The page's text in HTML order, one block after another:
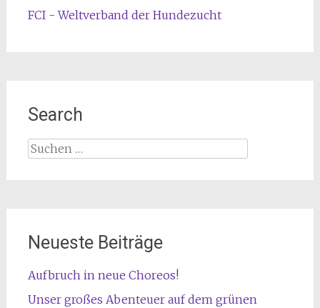
FCI - Weltverband der Hundezucht
Search
Suche
Neueste Beiträge
Aufbruch in neue Choreos!
Unser großes Abenteuer auf dem grünen